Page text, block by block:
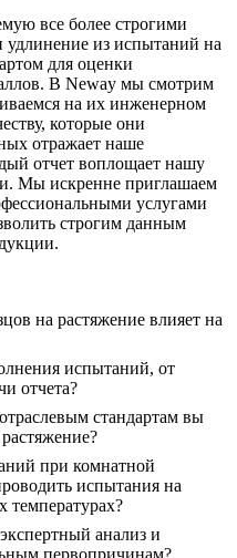
все более строгими
из испытаний на
для оценки
В Neway мы смотрим
на их инженерном
которые они
отражает наше
отчет воплощает нашу
Мы искренне приглашаем
услугами
строгим данным
на растяжение влияет на
испытаний, от
отчета?
стандартам вы
при комнатной
испытания на
анализ и